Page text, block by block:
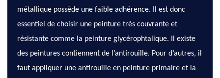
métallique possède une faible adhérence. Il est donc
essentiel de choisir une peinture très couvrante et
résistante comme la peinture glycérophtalique. Il existe
des peintures contiennent de l’antirouille. Pour d’autres, il
faut appliquer une antirouille en peinture primaire et la